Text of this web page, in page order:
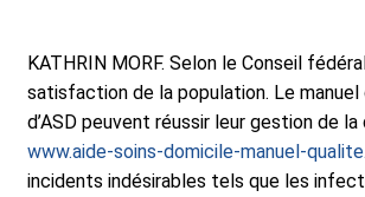
KATHRIN MORF. Selon le Conseil
satisfaction de la population. Le manuel
d’ASD peuvent réussir leur gestion de
www.aide-soins-domicile-manuel-
incidents indésirables tels que les